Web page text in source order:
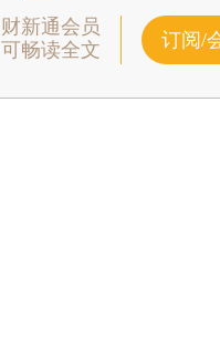
财新通会员
可畅读全文
订阅/